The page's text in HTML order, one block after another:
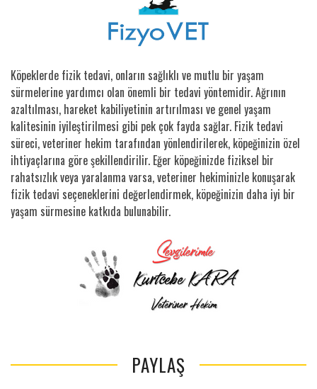
Köpeklerde fizik tedavi, onların sağlıklı ve mutlu bir yaşam
sürmelerine yardımcı olan önemli bir tedavi yöntemidir. Ağrının
azaltılması, hareket kabiliyetinin artırılması ve genel yaşam
kalitesinin iyileştirilmesi gibi pek çok fayda sağlar. Fizik tedavi
süreci, veteriner hekim tarafından yönlendirilerek, köpeğinizin özel
ihtiyaçlarına göre şekillendirilir. Eğer köpeğinizde fiziksel bir
rahatsızlık veya yaralanma varsa, veteriner hekiminizle konuşarak
fizik tedavi seçeneklerini değerlendirmek, köpeğinizin daha iyi bir
yaşam sürmesine katkıda bulunabilir.
PAYLAŞ